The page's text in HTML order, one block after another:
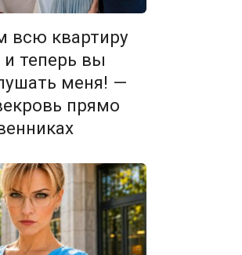
всю квартиру
и теперь вы
меня! —
прямо